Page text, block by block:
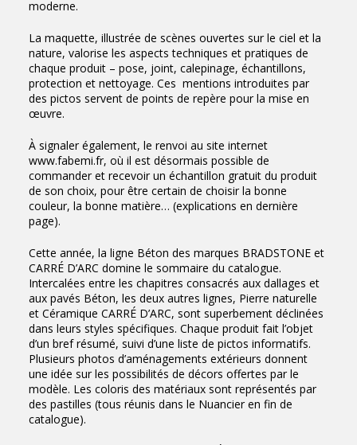
moderne.
La maquette, illustrée de scènes ouvertes sur le ciel et la
nature, valorise les aspects techniques et pratiques de
chaque produit – pose, joint, calepinage, échantillons,
protection et nettoyage. Ces mentions introduites par
des pictos servent de points de repère pour la mise en
œuvre.
À signaler également, le renvoi au site internet
www.fabemi.fr, où il est désormais possible de
commander et recevoir un échantillon gratuit du produit
de son choix, pour être certain de choisir la bonne
couleur, la bonne matière… (explications en dernière
page).
Cette année, la ligne Béton des marques BRADSTONE et
CARRÉ D’ARC domine le sommaire du catalogue.
Intercalées entre les chapitres consacrés aux dallages et
aux pavés Béton, les deux autres lignes, Pierre naturelle
et Céramique CARRÉ D’ARC, sont superbement déclinées
dans leurs styles spécifiques. Chaque produit fait l’objet
d’un bref résumé, suivi d’une liste de pictos informatifs.
Plusieurs photos d’aménagements extérieurs donnent
une idée sur les possibilités de décors offertes par le
modèle. Les coloris des matériaux sont représentés par
des pastilles (tous réunis dans le Nuancier en fin de
catalogue).